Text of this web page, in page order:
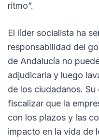
ritmo”.
El líder socialista ha
responsabilidad del
de Andalucía no
adjudicarla y luego
de los ciudadanos.
fiscalizar que la
con los plazos y las
impacto en la vida de